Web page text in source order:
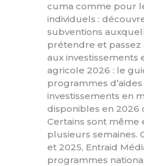
cuma comme pour
individuels :
subventions
prétendre et passez
aux investissements
agricole 2026 : le
programmes
investissements en
disponibles en 2026
Certains sont même
plusieurs semaines.
et 2025, Entraid
programmes